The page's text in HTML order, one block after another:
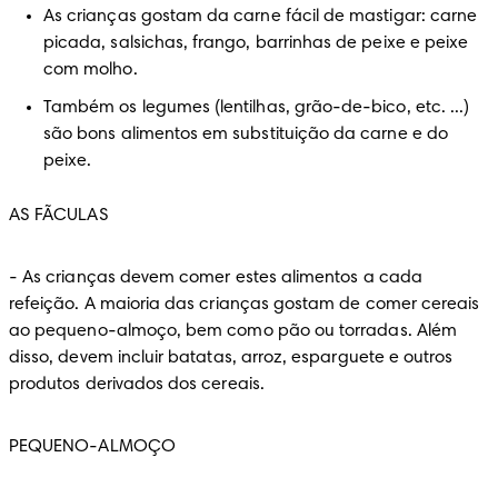
As crianças gostam da carne fácil de mastigar: carne
picada, salsichas, frango, barrinhas de peixe e peixe
com molho.
Também os legumes (lentilhas, grão-de-bico, etc. ...)
são bons alimentos em substituição da carne e do
peixe.
AS FÃCULAS
- As crianças devem comer estes alimentos a cada
refeição. A maioria das crianças gostam de comer cereais
ao pequeno-almoço, bem como pão ou torradas. Além
disso, devem incluir batatas, arroz, esparguete e outros
produtos derivados dos cereais.
PEQUENO-ALMOÇO